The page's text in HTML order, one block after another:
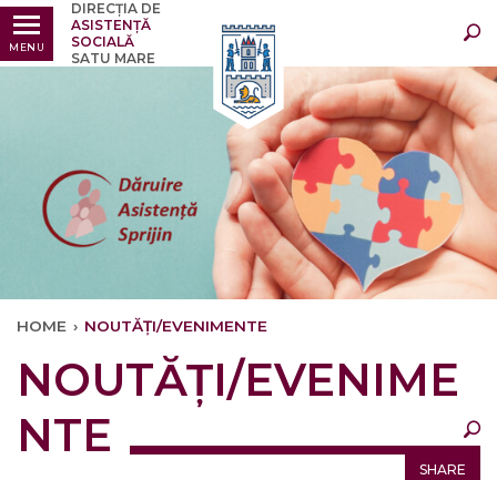
MENU
DIRECȚIA DE
ASISTENȚĂ
SOCIALĂ
SATU MARE
Ultimele
HOME › NOUTĂȚI/EVENIMENTE
Ultimele Oricând
NOUTĂȚI/EVENIME
NTE
SHARE